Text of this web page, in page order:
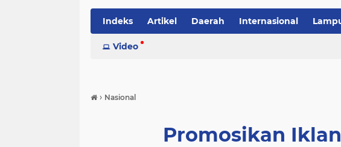
Indeks Artikel Daerah Internasional
Video
› Nasional
Promosikan